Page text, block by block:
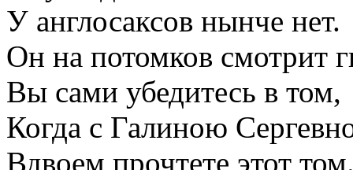
У англосаксов нынче нет.
Он на потомков смотрит
Вы сами убедитесь в том,
Когда с Галиною
Вдвоем прочтете этот